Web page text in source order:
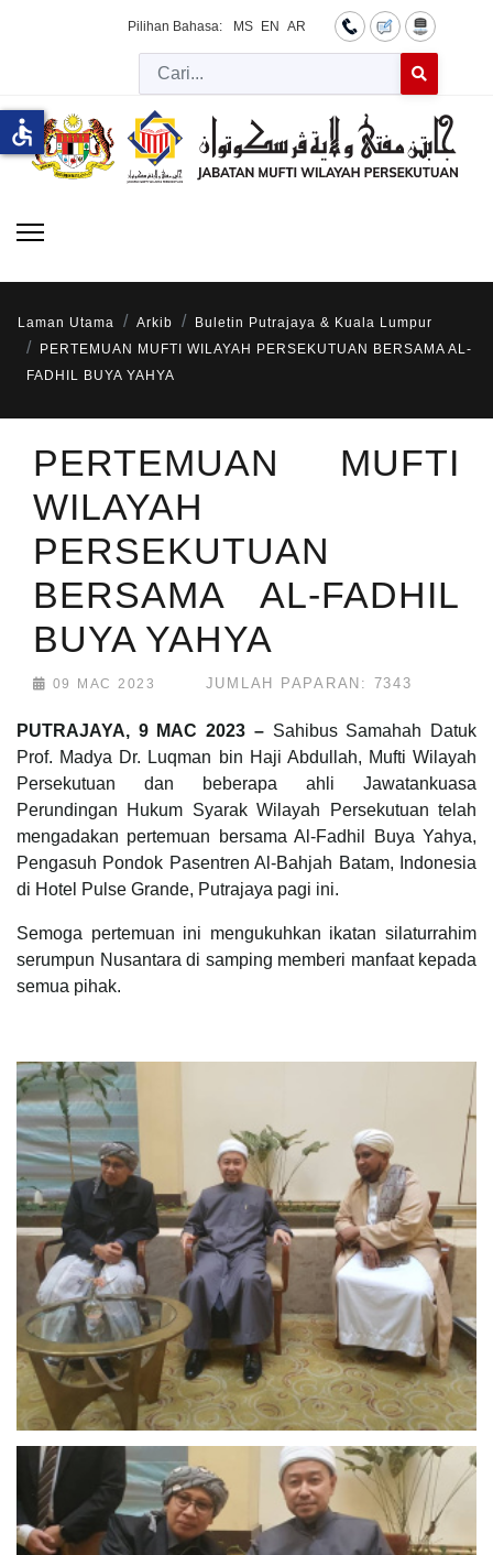
Pilihan Bahasa: MS EN AR
Cari
Laman Utama Arkib
Buletin Putrajaya & Kuala Lumpur
PERTEMUAN MUFTI WILAYAH PERSEKUTUAN BERSAMA AL-
FADHIL BUYA YAHYA
PERTEMUAN MUFTI
WILAYAH
PERSEKUTUAN
BERSAMA AL-FADHIL
BUYA YAHYA
09 MAC 2023 JUMLAH PAPARAN: 7343
PUTRAJAYA, 9 MAC 2023 –Sahibus Samahah Datuk
Prof. Madya Dr. Luqman bin Haji Abdullah, Mufti Wilayah
Persekutuan dan beberapa ahli Jawatankuasa
Perundingan Hukum Syarak Wilayah Persekutuan telah
mengadakan pertemuan bersama Al-Fadhil Buya Yahya,
Pengasuh Pondok Pasentren Al-Bahjah Batam, Indonesia
di Hotel Pulse Grande, Putrajaya pagi ini.
Semoga pertemuan ini mengukuhkan ikatan silaturrahim
serumpun Nusantara di samping memberi manfaat kepada
semua pihak.
accessible